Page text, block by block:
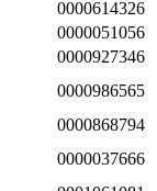
0000614326
0000051056
0000927346
0000986565
0000868794
0000037666